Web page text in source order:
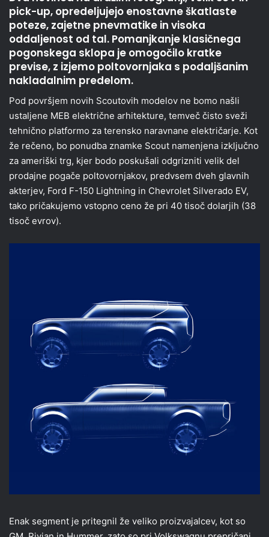
pick-up, opredeljujejo enostavne škatlaste
poteze, zajetne pnevmatike in visoka
oddaljenost od tal. Pomanjkanje klasičnega
pogonskega sklopa je omogočilo kratke
previse, z izjemo poltovornjaka s podaljšanim
nakladalnim predelom.
Pod površjem novih Scoutovih modelov ne bomo našli
ustaljene MEB električne arhitekture, temveč čisto sveži
tehnično platformo za terensko naravnane električarje. Kot
že rečeno, bo ponudba znamke Scout namenjena izključno
za ameriški trg, kjer bodo poskušali odgrizniti velik del
prodajne pogače poltovornjakov, predvsem dveh glavnih
akterjev, Ford F-150 Lightning in Chevrolet Silverado EV,
tako pričakujemo vstopno ceno že pri 40 tisoč dolarjih (38
tisoč evrov).
Enak segment je pritegnil že veliko proizvajalcev, kot so